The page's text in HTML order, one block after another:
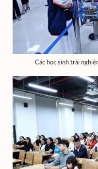
Các học sinh trải